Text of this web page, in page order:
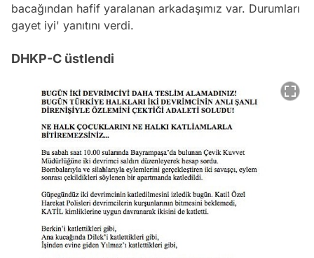
bacağından hafif yaralanan arkadaşımız var. Durumları
gayet iyi' yanıtını verdi.
DHKP-C üstlendi